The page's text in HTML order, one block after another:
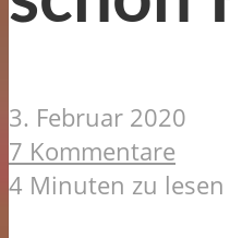
3. Februar 2020
7 Kommentare
4 Minuten zu lesen